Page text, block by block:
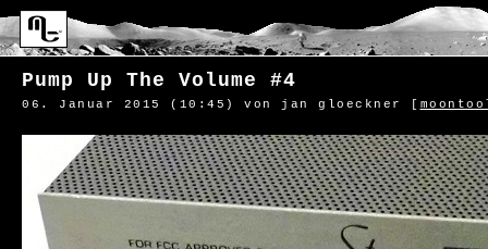
Pump Up The Volume #4
06. Januar 2015 (10:45) von jan gloeckner [